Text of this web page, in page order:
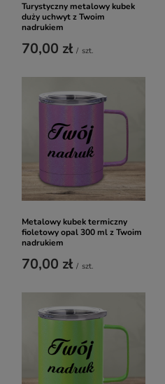
Turystyczny metalowy kubek
duży uchwyt z Twoim
nadrukiem
70,00 zł / szt.
Metalowy kubek termiczny
fioletowy opal 300 ml z Twoim
nadrukiem
70,00 zł / szt.